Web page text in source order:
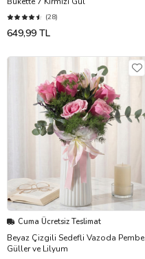
(28)
649,99 TL
Cuma Ücretsiz Teslimat
Beyaz Çizgili Sedefli Vazoda Pembe
Güller ve Lilyum